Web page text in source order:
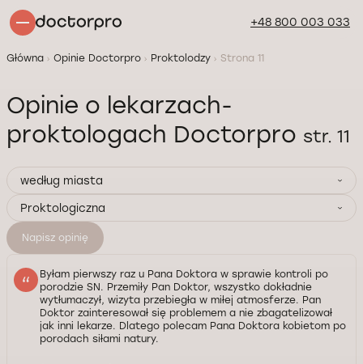
+48 800 003 033
Główna Opinie Doctorpro Proktolodzy Strona 11
Opinie o lekarzach-
proktologach Doctorpro str. 11
według miasta
Proktologiczna
Napisz opinię
Byłam pierwszy raz u Pana Doktora w sprawie kontroli po
porodzie SN. Przemiły Pan Doktor, wszystko dokładnie
wytłumaczył, wizyta przebiegła w miłej atmosferze. Pan
Doktor zainteresował się problemem a nie zbagatelizował
jak inni lekarze. Dlatego polecam Pana Doktora kobietom po
porodach siłami natury.